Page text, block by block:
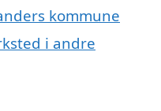
kommune
i andre